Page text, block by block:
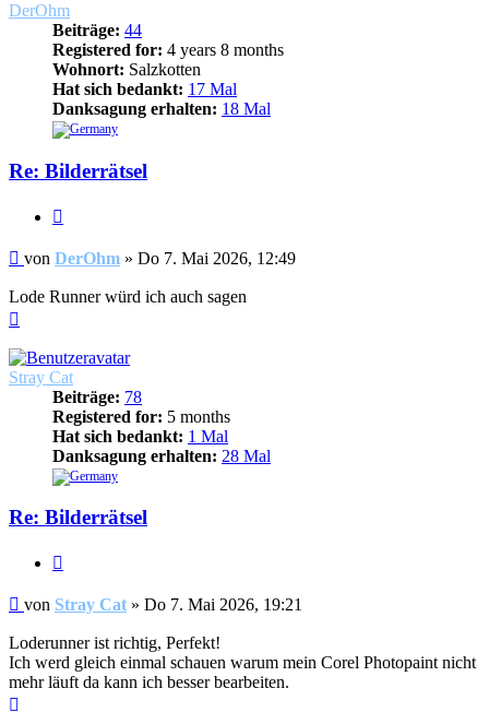
DerOhm
Beiträge: 44
Registered for: 4 years 8 months
Wohnort: Salzkotten
Hat sich bedankt: 17 Mal
Danksagung erhalten: 18 Mal
Re: Bilderrätsel
Beitrag
von DerOhm » Do 7. Mai 2026, 12:49
Lode Runner würd ich auch sagen
Stray Cat
Beiträge: 78
Registered for: 5 months
Hat sich bedankt: 1 Mal
Danksagung erhalten: 28 Mal
Re: Bilderrätsel
Beitrag
von Stray Cat » Do 7. Mai 2026, 19:21
Loderunner ist richtig, Perfekt!
Ich werd gleich einmal schauen warum mein Corel Photopaint nicht
mehr läuft da kann ich besser bearbeiten.